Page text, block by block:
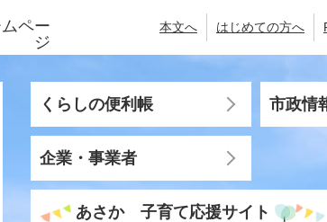
ペー
ジ
本文へ はじめての方へ
くらしの便利帳 市政情
企業・事業者
あさか 子育て応援サイト